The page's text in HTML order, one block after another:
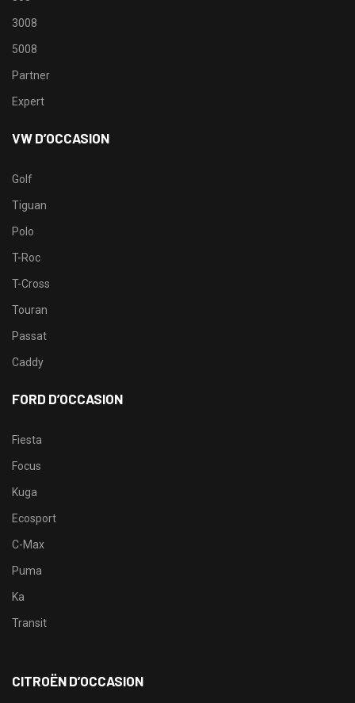
3008
5008
Partner
Expert
VW D’OCCASION
Golf
Tiguan
Polo
T-Roc
T-Cross
Touran
Passat
Caddy
FORD D’OCCASION
Fiesta
Focus
Kuga
Ecosport
C-Max
Puma
Ka
Transit
CITROËN D’OCCASION